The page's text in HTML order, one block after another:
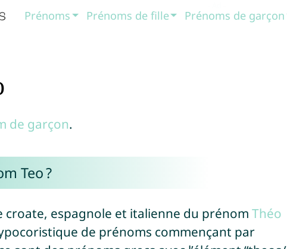
Prénoms Prénoms de fille Prénoms de garçon
de garçon.
Teo ?
croate, espagnole et italienne du prénom Théo
de prénoms commençant par